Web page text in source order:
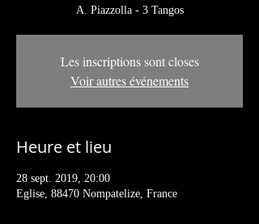
A. Piazzolla - 3 Tangos
Les inscriptions sont closes
Voir autres événements
Heure et lieu
28 sept. 2019, 20:00
Eglise, 88470 Nompatelize, France